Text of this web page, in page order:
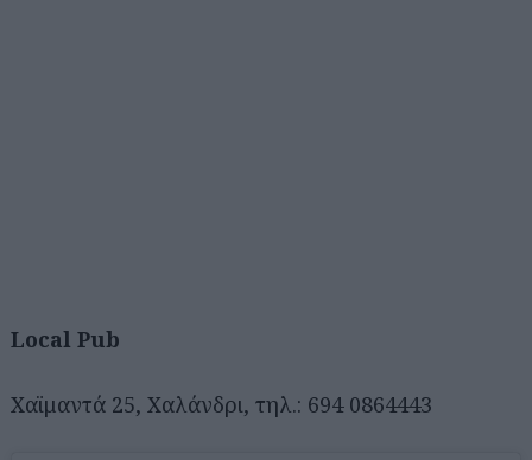
Local Pub
Χαϊμαντά 25, Χαλάνδρι, τηλ.: 694 0864443